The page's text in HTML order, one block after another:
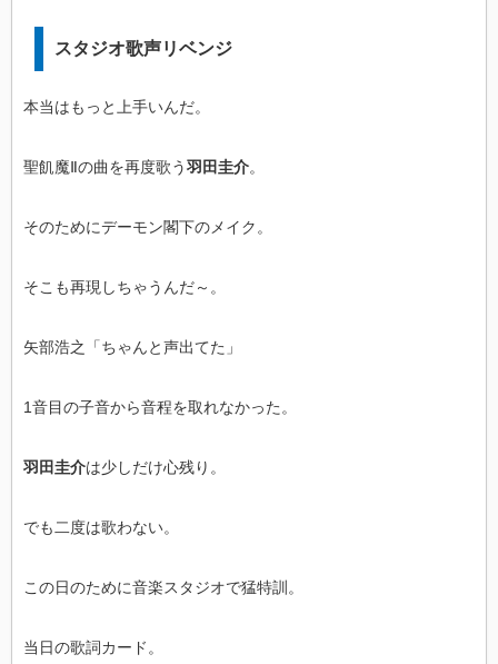
スタジオ歌声リベンジ
本当はもっと上手いんだ。
聖飢魔Ⅱの曲を再度歌う羽田圭介。
そのためにデーモン閣下のメイク。
そこも再現しちゃうんだ～。
矢部浩之「ちゃんと声出てた」
1音目の子音から音程を取れなかった。
羽田圭介は少しだけ心残り。
でも二度は歌わない。
この日のために音楽スタジオで猛特訓。
当日の歌詞カード。